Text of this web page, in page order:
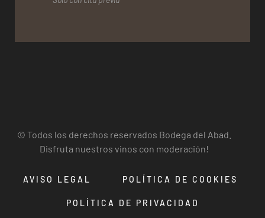
© Todos los derechos reservados Bodega del Abad.
Disfruta nuestros vinos con moderación!
AVISO LEGAL POLÍTICA DE COOKIES
POLÍTICA DE PRIVACIDAD